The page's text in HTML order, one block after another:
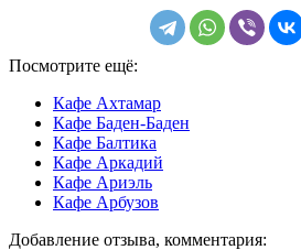
Посмотрите ещё:
Кафе Ахтамар
Кафе Баден-Баден
Кафе Балтика
Кафе Аркадий
Кафе Ариэль
Кафе Арбузов
Добавление отзыва, комментария: